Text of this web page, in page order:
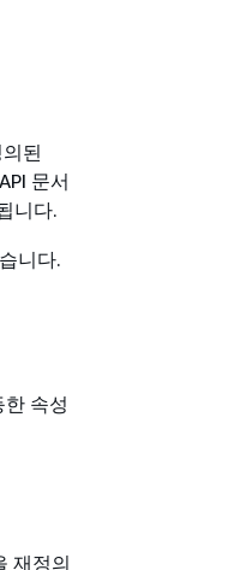
된
문서
니다.
니다.
속성
재정의